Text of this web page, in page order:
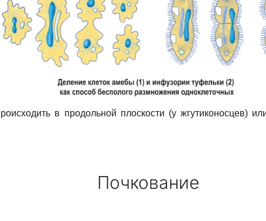
в продольной плоскости (у
Почкование